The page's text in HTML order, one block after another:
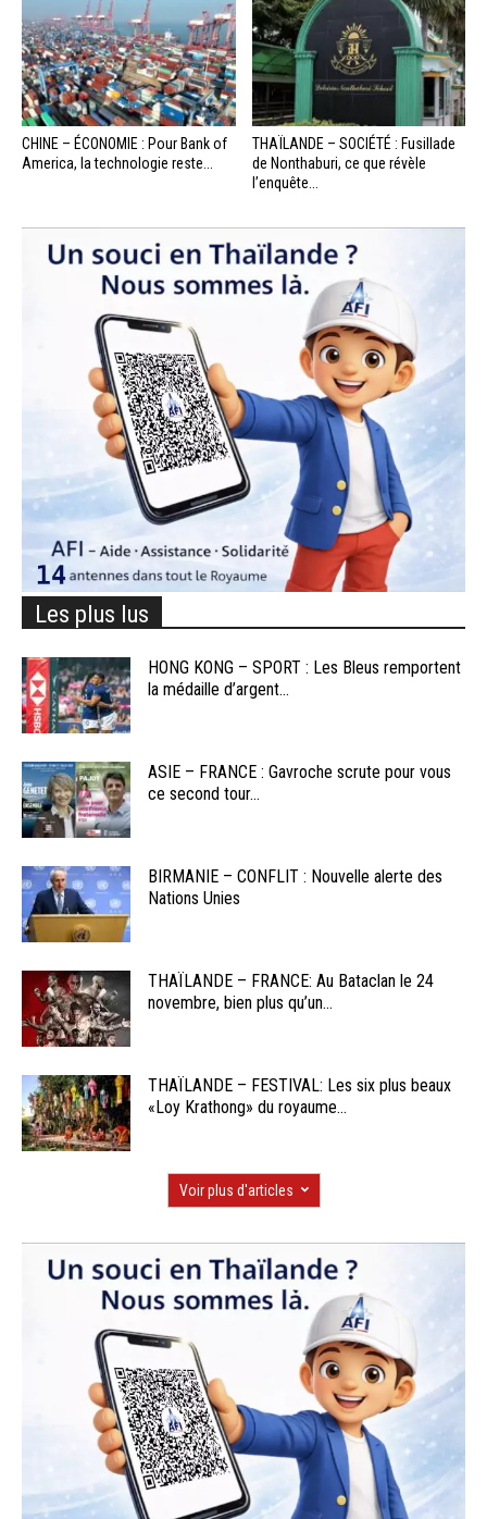
CHINE – ÉCONOMIE : Pour Bank of
America, la technologie reste...
THAÏLANDE – SOCIÉTÉ : Fusillade
de Nonthaburi, ce que révèle
l’enquête...
Les plus lus
HONG KONG – SPORT : Les Bleus remportent
la médaille d’argent...
ASIE – FRANCE : Gavroche scrute pour vous
ce second tour...
BIRMANIE – CONFLIT : Nouvelle alerte des
Nations Unies
THAÏLANDE – FRANCE: Au Bataclan le 24
novembre, bien plus qu’un...
THAÏLANDE – FESTIVAL: Les six plus beaux
«Loy Krathong» du royaume...
Voir plus d'articles